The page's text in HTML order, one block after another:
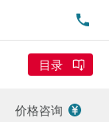
目录
价格咨询